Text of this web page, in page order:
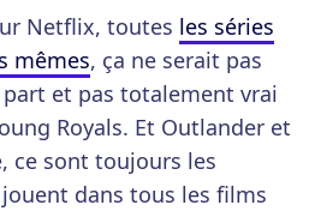
Netflix, toutes les séries
mêmes, ça ne serait pas
et pas totalement vrai
Royals. Et Outlander et
ce sont toujours les
dans tous les films